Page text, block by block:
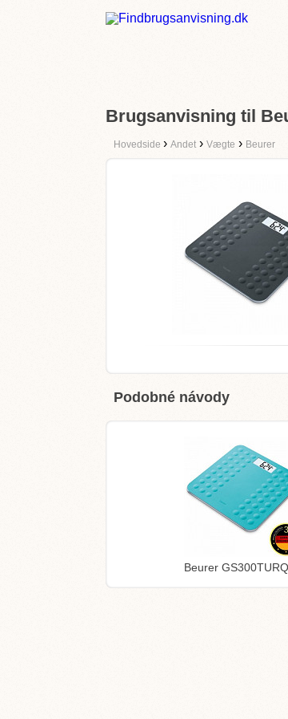
Brugsanvisning til
Hovedside › Andet › Vægte › Beurer
Podobné návody
Beurer GS300TURQ